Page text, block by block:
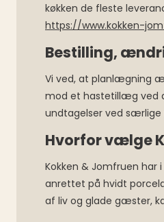
køkken de fleste
https://www.kokken-
Bestilling,
Vi ved, at planlægning
mod et hastetillæg ved
undtagelser ved særlige
Hvorfor vælge
Kokken & Jomfruen
anrettet på hvidt
af liv og glade gæster,